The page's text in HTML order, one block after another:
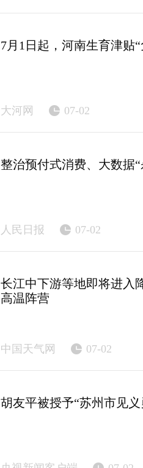
7月1日起，河南生育津贴
大河网 07-02
整治预付式消费、大数据
人民日报 07-02
长江中下游等地即将进入
高温阵营
中国天气网 07-02
胡友平被授予“苏州市见